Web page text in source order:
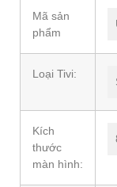
Mã sản
phẩm
Loại Tivi:
Kích
thước
màn hình: